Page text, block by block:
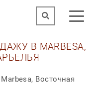
В MARBESA,
Восточная